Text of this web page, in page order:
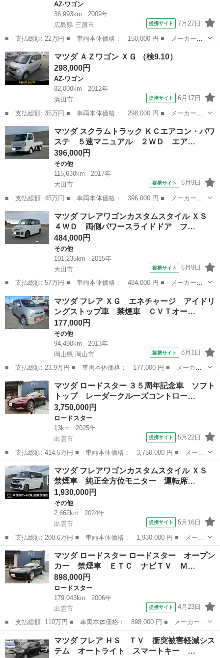
AZ-ワゴン
36,993km
2009年
広島県 三原市
提携サイト 7月27日
■ 支払総額: 22万円 ■ 車両本体価格： 150,000 円 ■ メーカー
名： マツダ ■ 車種名： ＡＺワゴン ■ グレード名： ＸＧ 前
後ドライブレコーダー ＣＤ キーレスエントリー 電動格納ミラ
ー ベンチシート ...
広島 三原市 AZ-ワゴン
マツダ ＡＺワゴン ＸＧ （検9.10）
298,000円
AZ-ワゴン
82,000km
2012年
浜田市
提携サイト 6月17日
■ 支払総額: 35万円 ■ 車両本体価格： 298,000 円 ■ メーカー
名： マツダ ■ 車種名： ＡＺワゴン ■ グレード名： ＸＧ ■
排気量： 660cc ■ ドア枚数： 5D ■ ミッション： インパネAT ...
島根 浜田市 AZ-ワゴン
マツダ スクラムトラック ＫＣエアコン・パワ
ステ ５速マニュアル ２ＷＤ エア…
396,000円
その他
115,630km
2017年
大田市
提携サイト 6月9日
■ 支払総額: 45万円 ■ 車両本体価格： 396,000 円 ■ メーカー
名： マツダ ■ 車種名： スクラムトラック ■ グレード名： Ｋ
Ｃエアコン・パワステ ５速マニュアル ２ＷＤ エアコン パワス
テ ３方開 ＡＭ...
島根 大田市 その他
マツダ フレアワゴンカスタムスタイル ＸＳ
４ＷＤ 両側パワースライドドア フ…
484,000円
その他
101,235km
2015年
大田市
提携サイト 6月9日
■ 支払総額: 57万円 ■ 車両本体価格： 484,000 円 ■ メーカー
名： マツダ ■ 車種名： フレアワゴンカスタムスタイル ■ グレ
ード名： ＸＳ ４ＷＤ 両側パワースライドドア フルセグナビ
Ｂｌｕｅｔｏｏｔ...
島根 大田市 その他
マツダ フレア ＸＧ エネチャージ アイドリ
ングストップ車 禁煙車 ＣＶＴオー…
177,000円
その他
94,490km
2013年
岡山県 岡山市
提携サイト 8月1日
■ 支払総額: 23.9万円 ■ 車両本体価格： 177,000 円 ■ メーカー
名： マツダ ■ 車種名： フレア ■ グレード名： ＸＧ エネチ
ャージ アイドリングストップ車 禁煙車 ＣＶＴオートマチック
ＡＢＳ付き ...
岡山 岡山市 その他
マツダ ロードスター ３５周年記念車 ソフト
トップ レーダークルーズコントロー…
3,750,000円
ロードスター
13km
2025年
出雲市
提携サイト 5月22日
■ 支払総額: 414.5万円 ■ 車両本体価格： 3,750,000 円 ■ メーカ
ー名： マツダ ■ 車種名： ロードスター ■ グレード名： ３５
周年記念車 ソフトトップ レーダークルーズコントロール ６Ｍ
Ｔ シート...
島根 出雲市 ロードスター
マツダ フレアワゴンカスタムスタイル ＸＳ
禁煙車 純正全方位モニター 運転席…
1,930,000円
その他
2,662km
2024年
出雲市
提携サイト 5月16日
■ 支払総額: 200.6万円 ■ 車両本体価格： 1,930,000 円 ■ メーカ
ー名： マツダ ■ 車種名： フレアワゴンカスタムスタイル ■ グ
レード名： ＸＳ 禁煙車 純正全方位モニター 運転席助手席シー
トヒータ...
島根 出雲市 その他
マツダ ロードスター ロードスター オープン
カー 禁煙車 ＥＴＣ ナビＴＶ Ｍ…
898,000円
ロードスター
179,043km
2006年
出雲市
提携サイト 4月23日
■ 支払総額: 110万円 ■ 車両本体価格： 898,000 円 ■ メーカー
名： マツダ ■ 車種名： ロードスター ■ グレード名： ロード
スター オープンカー 禁煙車 ＥＴＣ ナビＴＶ ＭＴ Ｂｌ
ｕｅｔｏｏｔｈ...
ロードスター
マツダ フレア ＨＳ ＴＶ 衝突被害軽減シス
テム オートライト スマートキー …